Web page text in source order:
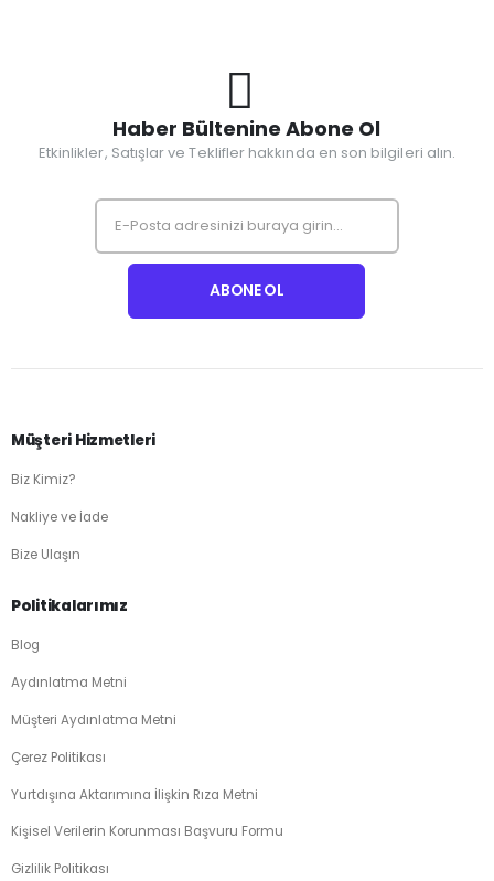
Haber Bültenine Abone Ol
Etkinlikler, Satışlar ve Teklifler hakkında en son bilgileri alın.
Müşteri Hizmetleri
Biz Kimiz?
Nakliye ve İade
Bize Ulaşın
Politikalarımız
Blog
Aydınlatma Metni
Müşteri Aydınlatma Metni
Çerez Politikası
Yurtdışına Aktarımına İlişkin Rıza Metni
Kişisel Verilerin Korunması Başvuru Formu
Gizlilik Politikası